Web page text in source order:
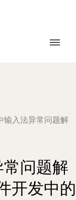
输入法异常问题解
问题解
开发中的